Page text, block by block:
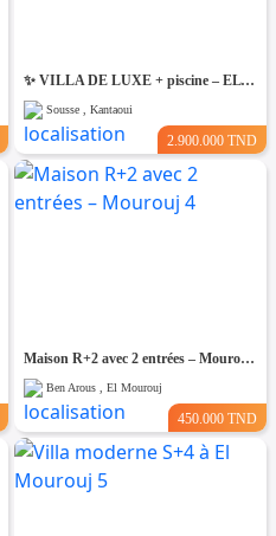
​✨ VILLA DE LUXE + piscine – EL KANTAOUI, SOUSSE
Sousse , Kantaoui
2.900.000 TND
Maison R+2 avec 2 entrées – Mourouj 4
Ben Arous , El Mourouj
450.000 TND